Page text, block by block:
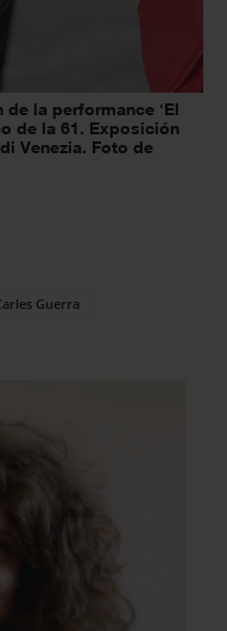
de la performance ‘El
de la 61. Exposición
Venezia. Foto de
Guerra